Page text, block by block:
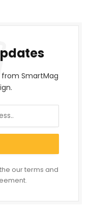
SmartMag
our terms and